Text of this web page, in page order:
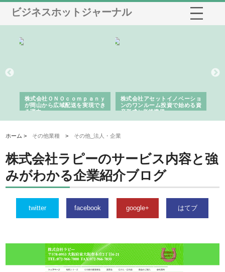
ビジネスホットジャーナル
株式会社ＯＮＯｃｏｍｐａｎｙ
が岡山から広域配送を実現でき
る理由
株式会社アセットイノベーショ
ンのワンルーム投資で始める資
産形成と老後準備
ホーム > その他業種 > その他_法人・企業
株式会社ラピーのサービス内容と強
みがわかる企業紹介ブログ
twitter facebook google+ はてブ